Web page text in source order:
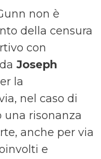
non è
della censura
con
Joseph
la
nel caso di
risonanza
anche per via
e